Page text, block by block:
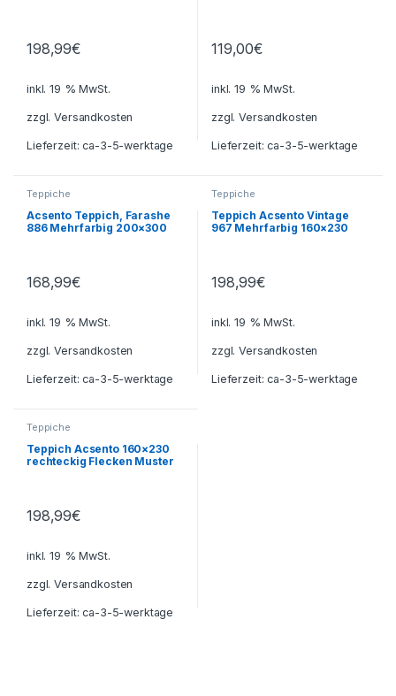
198,99€
inkl. 19 % MwSt.
zzgl.Versandkosten
Lieferzeit:ca-3-5-werktage
119,00€
inkl. 19 % MwSt.
zzgl.Versandkosten
Lieferzeit:ca-3-5-werktage
Teppiche
Acsento Teppich, Farashe
886 Mehrfarbig 200×300
168,99€
inkl. 19 % MwSt.
zzgl.Versandkosten
Lieferzeit:ca-3-5-werktage
Teppiche
Teppich Acsento Vintage
967 Mehrfarbig 160×230
198,99€
inkl. 19 % MwSt.
zzgl.Versandkosten
Lieferzeit:ca-3-5-werktage
Teppiche
Teppich Acsento 160×230
rechteckig Flecken Muster
198,99€
inkl. 19 % MwSt.
zzgl.Versandkosten
Lieferzeit:ca-3-5-werktage